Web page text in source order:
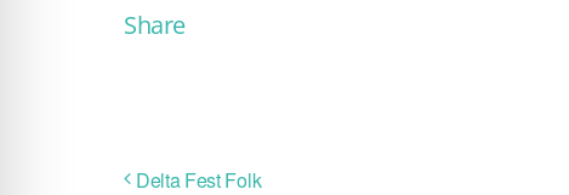
Share
Delta Fest Folk